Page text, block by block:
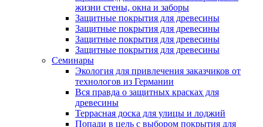
жизни стены, окна и заборы
Защитные покрытия для древесины
Защитные покрытия для древесины
Защитные покрытия для древесины
Защитные покрытия для древесины
Семинары
Экология для привлечения заказчиков от
технологов из Германии
Вся правда о защитных красках для
древесины
Террасная доска для улицы и лоджий
Попади в цель с выбором покрытия для